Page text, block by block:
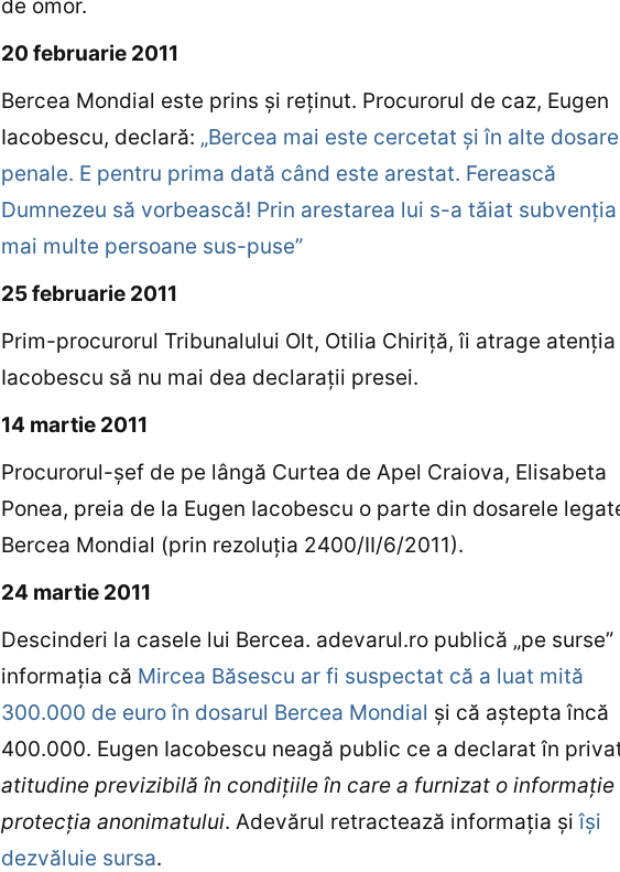
de omor.
20 februarie 2011
Bercea Mondial este prins şi reţinut. Procurorul de caz, Eugen
Iacobescu, declară: „Bercea mai este cercetat şi în alte dosare
penale. E pentru prima dată când este arestat. Ferească
Dumnezeu să vorbească! Prin arestarea lui s-a tăiat subvenţia
mai multe persoane sus-puse”
25 februarie 2011
Prim-procurorul Tribunalului Olt, Otilia Chiriţă, îi atrage atenţia
Iacobescu să nu mai dea declaraţii presei.
14 martie 2011
Procurorul-şef de pe lângă Curtea de Apel Craiova, Elisabeta
Ponea, preia de la Eugen Iacobescu o parte din dosarele
Bercea Mondial (prin rezoluţia 2400/II/6/2011).
24 martie 2011
Descinderi la casele lui Bercea. adevarul.ro publică „pe surse”
informaţia că Mircea Băsescu ar fi suspectat că a luat mită
300.000 de euro în dosarul Bercea Mondial şi că aştepta încă
400.000. Eugen Iacobescu neagă public ce a declarat în
atitudine previzibilă în condiţiile în care a furnizat o informaţie
protecţia anonimatului. Adevărul retractează informaţia şiîşi
dezvăluie sursa.